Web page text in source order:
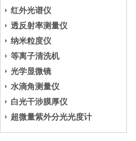
红外光谱仪
透反射率测量仪
纳米粒度仪
等离子清洗机
光学显微镜
水滴角测量仪
白光干涉膜厚仪
超微量紫外分光光度计